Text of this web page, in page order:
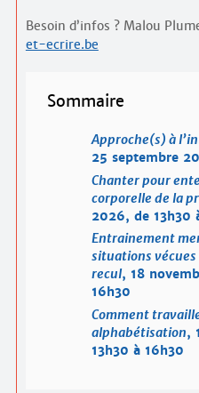
Besoin d’infos ? Malou
et-ecrire.be
Sommaire
Approche(s) à
25 septembre
Chanter pour
corporelle de la
2026, de 13h30
Entrainement
situations
recul, 18
16h30
Comment
alphabétisation,
13h30 à 16h30